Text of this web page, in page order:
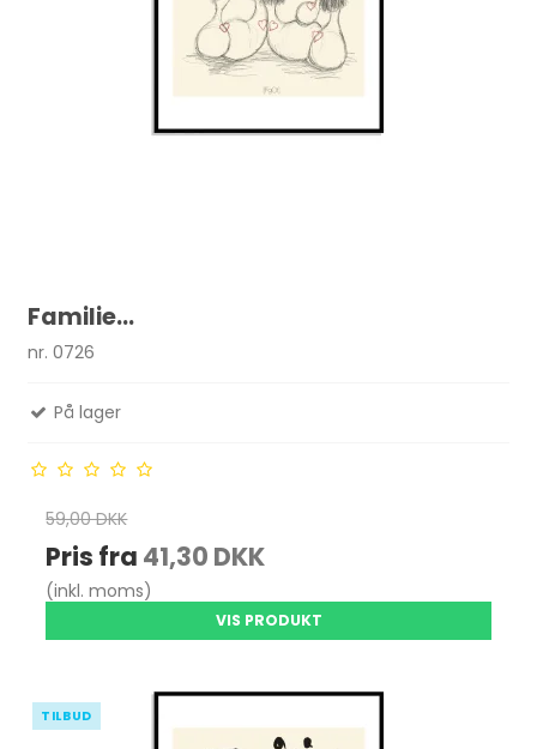
Familie...
nr. 0726
På lager
59,00 DKK
Pris fra 41,30 DKK
(inkl. moms)
VIS PRODUKT
TILBUD